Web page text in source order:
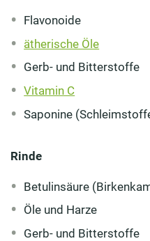
Flavonoide
ätherische Öle
Gerb- und Bitterstoffe
Vitamin C
Saponine
Rinde
Betulinsäure
Öle und Harze
Gerb- und Bitterstoffe